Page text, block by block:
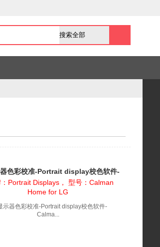
色彩校准-Portrait display校色软件-
Calma...
Portrait Displays， 型号：Calman
Home for LG
示器色彩校准-Portrait display校色软件-
Calma...